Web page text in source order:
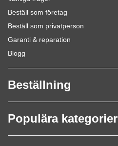
Beställ som företag
Beställ som privatperson
Garanti & reparation
Blogg
Beställning
Populära kategorier